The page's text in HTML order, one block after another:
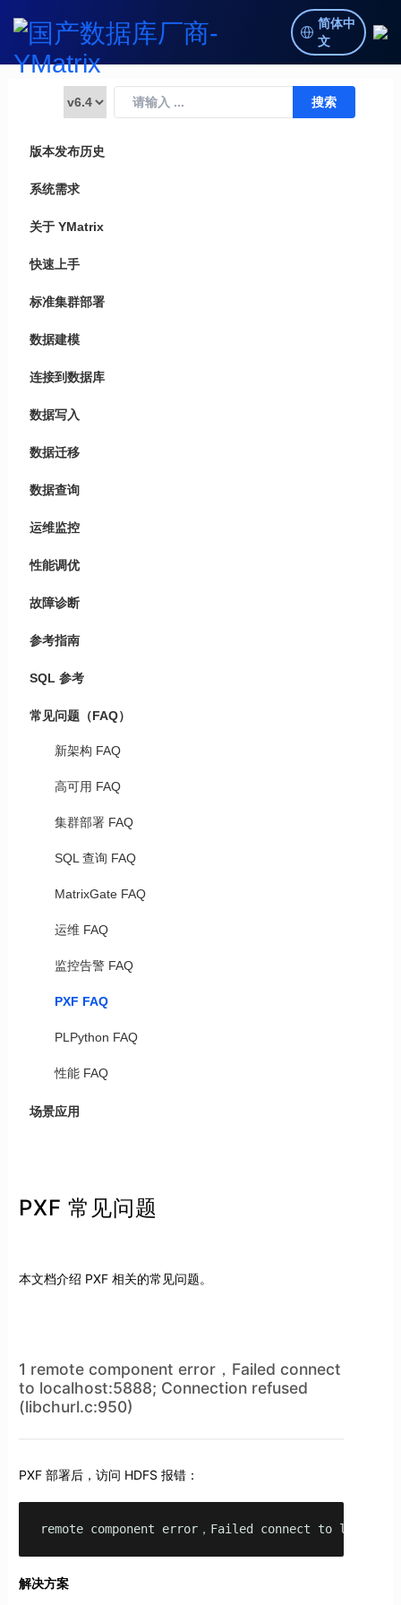
简体中
文
版本发布历史
系统需求
关于 YMatrix
快速上手
标准集群部署
数据建模
连接到数据库
数据写入
数据迁移
数据查询
运维监控
性能调优
故障诊断
参考指南
SQL 参考
常见问题（FAQ）
新架构 FAQ
高可用 FAQ
集群部署 FAQ
SQL 查询 FAQ
MatrixGate FAQ
运维 FAQ
监控告警 FAQ
PXF FAQ
PLPython FAQ
性能 FAQ
场景应用
PXF 常见问题
本文档介绍 PXF 相关的常见问题。
1 remote component error，Failed connect
to localhost:5888; Connection refused
(libchurl.c:950)
PXF 部署后，访问 HDFS 报错：
remote component error，Failed connect to
解决方案